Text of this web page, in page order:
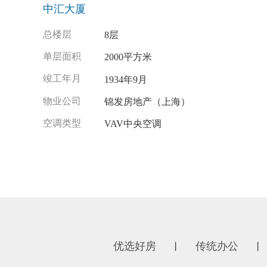
中汇大厦
总楼层 8层
单层面积 2000平方米
竣工年月 1934年9月
物业公司 锦发房地产（上海）
空调类型 VAV中央空调
优选好房 传统办公